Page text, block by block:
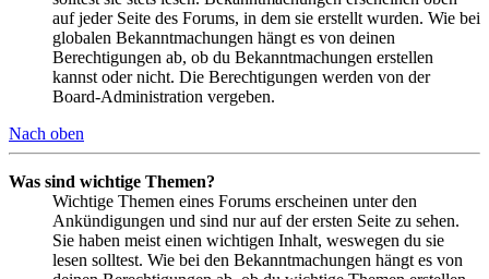
auf jeder Seite des Forums, in dem sie erstellt wurden. Wie bei
globalen Bekanntmachungen hängt es von deinen
Berechtigungen ab, ob du Bekanntmachungen erstellen
kannst oder nicht. Die Berechtigungen werden von der
Board-Administration vergeben.
Nach oben
Was sind wichtige Themen?
Wichtige Themen eines Forums erscheinen unter den
Ankündigungen und sind nur auf der ersten Seite zu sehen.
Sie haben meist einen wichtigen Inhalt, weswegen du sie
lesen solltest. Wie bei den Bekanntmachungen hängt es von